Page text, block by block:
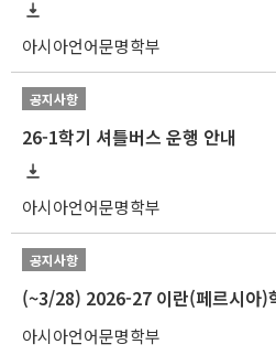
아시아언어문명학부
공지사항
26-1학기 셔틀버스 운행 안내
아시아언어문명학부
공지사항
(~3/28) 2026-27 이란(페르시아)
아시아언어문명학부